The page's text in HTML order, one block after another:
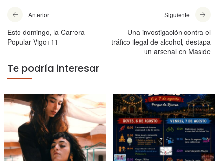
Anterior
Este domingo, la Carrera
Popular Vigo+11
Siguiente
Una investigación contra el
tráfico ilegal de alcohol, destapa
un arsenal en Maside
Te podría interesar